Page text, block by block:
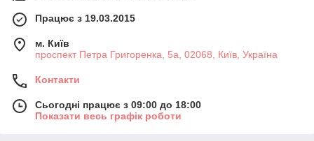
Працює з 19.03.2015
м. Київ
проспект Петра Григоренка, 5а, 02068, Київ, Україна
Контакти
Сьогодні працює з 09:00 до 18:00
Показати весь графік роботи